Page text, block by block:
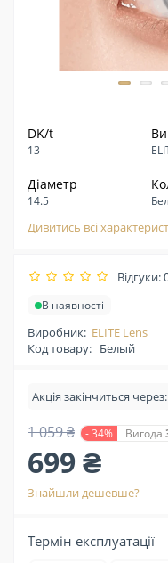
DK/t
13
Діаметр
14.5
Дивитись всі
Відгуки:
В наявності
Виробник: ELITE Lens
Код товару: Белый
Акція закінчиться через:
1 059 ₴ - 34% Вигода
699 ₴
Знайшли дешевше?
Термін експлуатації